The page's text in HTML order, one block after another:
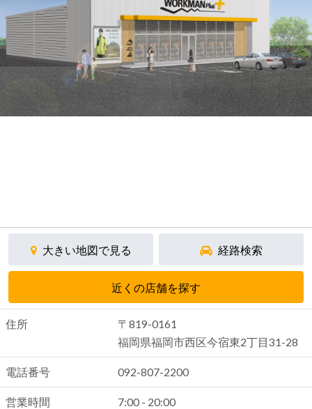
大きい地図で見る 経路検索
近くの店舗を探す
住所
〒819-0161
福岡県福岡市西区今宿東2丁目31-28
電話番号 092-807-2200
営業時間 7:00 - 20:00